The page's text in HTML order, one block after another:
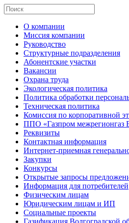
О компании
Миссия компании
Руководство
Структурные подразделения
Абонентские участки
Вакансии
Охрана труда
Экологическая политика
Политика обработки
Техническая политика
Комиссия по корпоративной
ППО «Газпром межрегионгаз
Реквизиты
Контактная информация
Интернет-приемная
Закупки
Конкурсы
Открытые запросы
Информация для потребителей
Физическим лицам
Юридическим лицам и ИП
Социальные проекты
Газификация Волгоградской